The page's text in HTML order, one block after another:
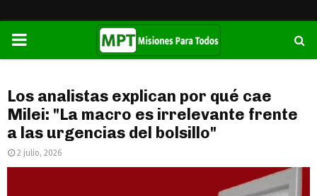
PRIMARY
Los analistas explican por qué cae
Milei: "La macro es irrelevante frente
a las urgencias del bolsillo"
2 julio, 2026